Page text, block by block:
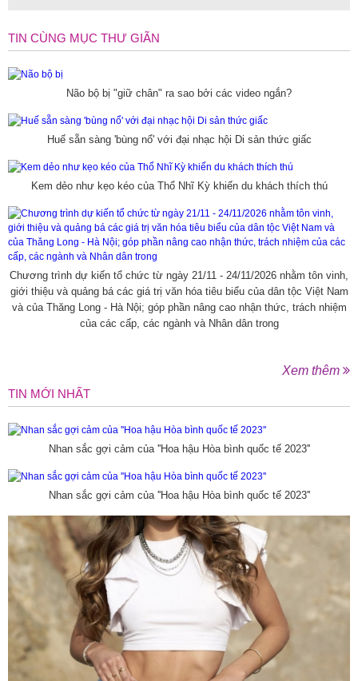
TIN CÙNG MỤC THƯ GIÃN
Não bộ bị "giữ chân" ra sao bởi các video ngắn?
Huế sẵn sàng 'bùng nổ' với đại nhạc hội Di sản thức giấc
Kem dẻo như kẹo kéo của Thổ Nhĩ Kỳ khiến du khách thích thú
Chương trình dự kiến tổ chức từ ngày 21/11 - 24/11/2026 nhằm tôn vinh,
giới thiệu và quảng bá các giá trị văn hóa tiêu biểu của dân tộc Việt Nam
và của Thăng Long - Hà Nội; góp phần nâng cao nhận thức, trách nhiệm
của các cấp, các ngành và Nhân dân trong
Xem thêm
TIN MỚI NHẤT
Nhan sắc gợi cảm của ''Hoa hậu Hòa bình quốc tế 2023''
Nhan sắc gợi cảm của ''Hoa hậu Hòa bình quốc tế 2023''